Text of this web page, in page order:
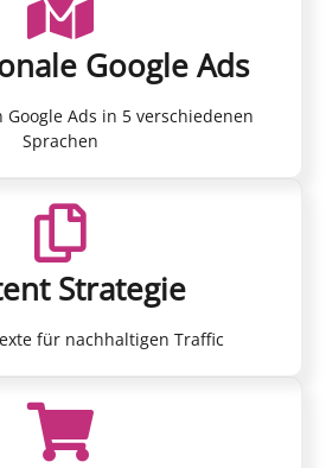
Google Ads
Ads in 5 verschiedenen
Sprachen
Strategie
für nachhaltigen Traffic